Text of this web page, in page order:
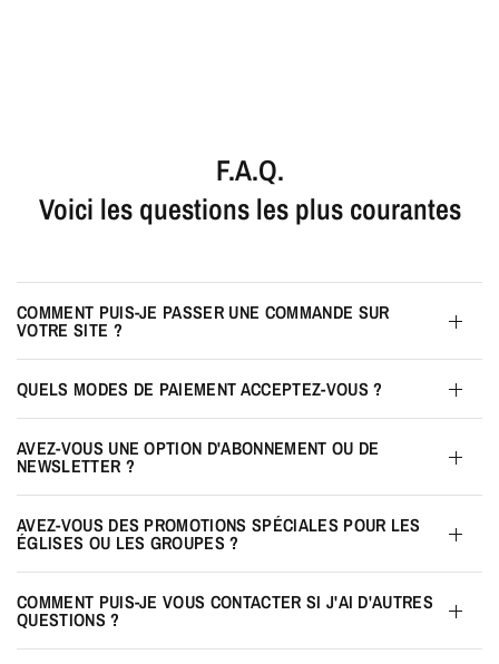
F.A.Q.
Voici les questions les plus courantes
COMMENT PUIS-JE PASSER UNE COMMANDE SUR
VOTRE SITE ?
QUELS MODES DE PAIEMENT ACCEPTEZ-VOUS ?
AVEZ-VOUS UNE OPTION D'ABONNEMENT OU DE
NEWSLETTER ?
AVEZ-VOUS DES PROMOTIONS SPÉCIALES POUR LES
ÉGLISES OU LES GROUPES ?
COMMENT PUIS-JE VOUS CONTACTER SI J'AI D'AUTRES
QUESTIONS ?